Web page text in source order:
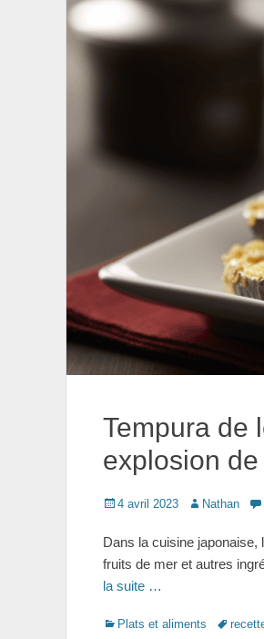
Tempura de
explosion
Posted
4 avril 2023 AuthorNathan
Dans la cuisine
fruits de mer et autres
la suite …
Categories
Plats et aliments Tags